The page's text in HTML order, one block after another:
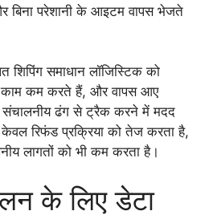
बिना परेशानी के आइटम वापस भेजते
शिपिंग समाधान लॉजिस्टिक को
कम करते हैं, और वापस आए
संचालनीय ढंग से ट्रैक करने में मदद
रिफंड प्रक्रिया को तेज करता है,
लागतों को भी कम करता है।
के लिए डेटा